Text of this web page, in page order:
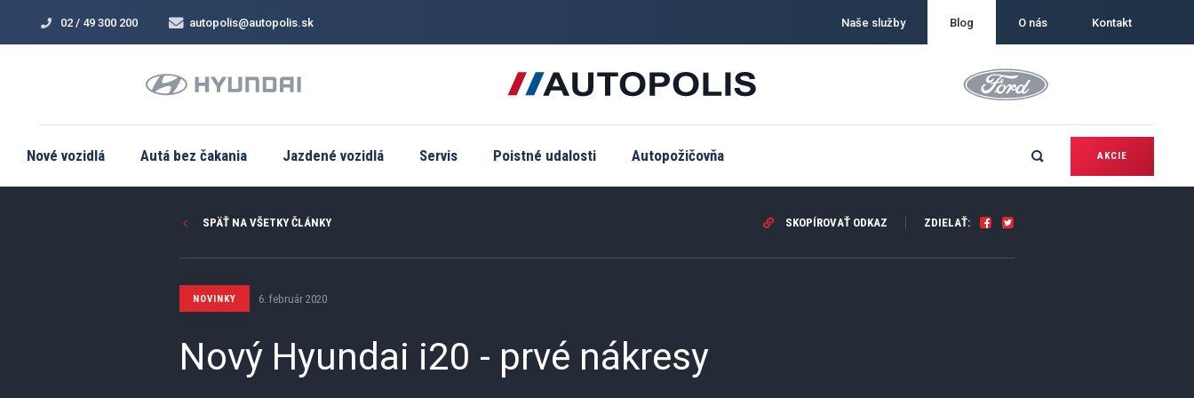
02 / 49 300 200 autopolis@autopolis.sk Naše služby Blog O nás Kontakt
Nové vozidlá Autá bez čakania Jazdené vozidlá Servis Poistné udalosti Autopožičovňa AKCIE
SPÄŤ NA VŠETKY ČLÁNKY SKOPÍROVAŤ ODKAZ ZDIELAŤ:
NOVINKY 6. február 2020
Nový Hyundai i20 - prvé nákresy